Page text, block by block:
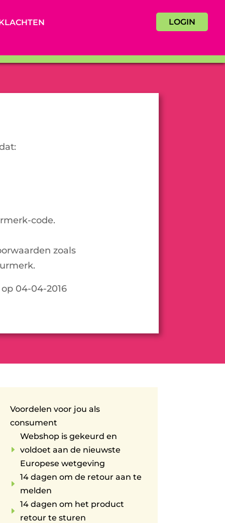
LOGIN
code.
zoals
04-04-2016
Voordelen voor jou als
consument
E
Webshop is gekeurd en
voldoet aan de nieuwste
Europese wetgeving
E
14 dagen om de retour aan te
melden
E
14 dagen om het product
retour te sturen